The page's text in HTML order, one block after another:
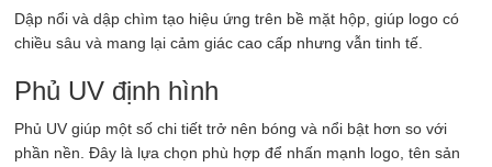
Dập nổi và dập chìm tạo hiệu ứng trên bề mặt hộp, giúp logo có
chiều sâu và mang lại cảm giác cao cấp nhưng vẫn tinh tế.
Phủ UV định hình
Phủ UV giúp một số chi tiết trở nên bóng và nổi bật hơn so với
phần nền. Đây là lựa chọn phù hợp để nhấn mạnh logo, tên sản